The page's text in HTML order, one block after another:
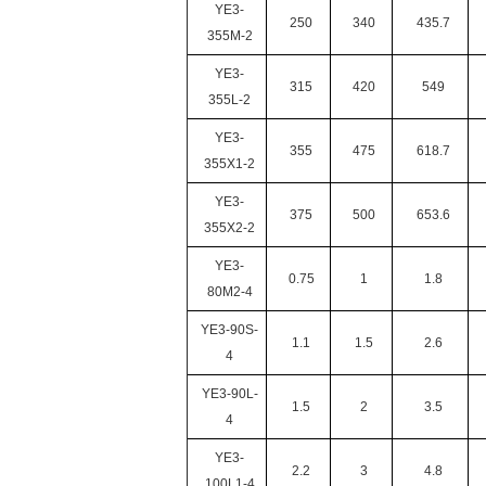
YE3-
355M-2
250 340 435.7
YE3-
355L-2
315 420 549
YE3-
355X1-2
355 475 618.7
YE3-
355X2-2
375 500 653.6
YE3-
80M2-4
0.75 1 1.8
YE3-90S-
4
1.1 1.5 2.6
YE3-90L-
4
1.5 2 3.5
YE3-
2.2 3 4.8